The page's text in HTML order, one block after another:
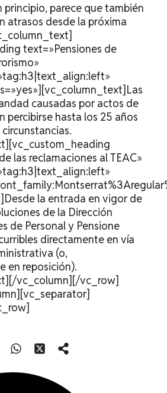
principio, parece que también
atrasos desde la próxima
text=»Pensiones de
causadas por actos de
percibirse hasta los 25 años
las reclamaciones al TEAC»
la entrada en vigor de
de la Dirección
de Personal y Pensione
directamente en vía
(o,
en reposición).
vc_column][/vc_row]